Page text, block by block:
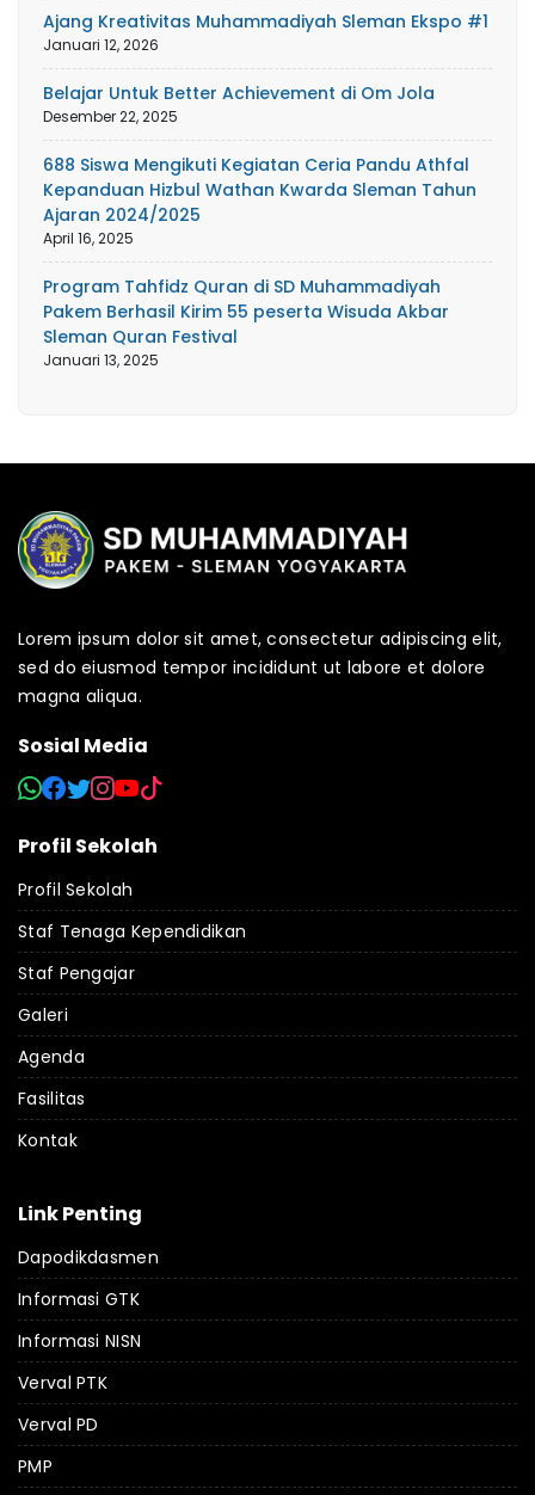
Ajang Kreativitas Muhammadiyah Sleman Ekspo #1
Januari 12, 2026
Belajar Untuk Better Achievement di Om Jola
Desember 22, 2025
688 Siswa Mengikuti Kegiatan Ceria Pandu Athfal
Kepanduan Hizbul Wathan Kwarda Sleman Tahun
Ajaran 2024/2025
April 16, 2025
Program Tahfidz Quran di SD Muhammadiyah
Pakem Berhasil Kirim 55 peserta Wisuda Akbar
Sleman Quran Festival
Januari 13, 2025
Lorem ipsum dolor sit amet, consectetur adipiscing elit,
sed do eiusmod tempor incididunt ut labore et dolore
magna aliqua.
Sosial Media
Profil Sekolah
Profil Sekolah
Staf Tenaga Kependidikan
Staf Pengajar
Galeri
Agenda
Fasilitas
Kontak
Link Penting
Dapodikdasmen
Informasi GTK
Informasi NISN
Verval PTK
Verval PD
PMP